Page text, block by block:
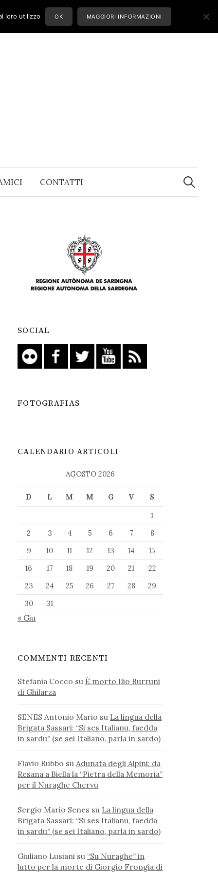
CONTATTI
Ricerca
per:
SOCIAL
FOTOGRAFIAS
CALENDARIO ARTICOLI
AGOSTO 2026
D L M M G V
S
1
2
3 4 5 6 7
8
9
10 11 12 13 14
15
16
17 18 19 20 21
22
23
24 25 26 27 28
29
30
31
« Giu
COMMENTI RECENTI
Stefania Cocco su È morto Ilio Burruni
di Ghilarza
SENES Antonio Mario su La lingua della
Brigata Sassari: “Si ses Italianu, faedda
in sardu” (se sei Italiano, parla in sardo)
Flavio Rubbo su Adunata degli Alpini: da
Resana a Biella la “Pietra della Memoria”
per il Nuraghe Chervu
Sergio Mario Senes su La lingua della
Brigata Sassari: “Si ses Italianu, faedda
in sardu” (se sei Italiano, parla in sardo)
Giuliano Lusiani su “Su Nuraghe” in
lutto per la morte di Giorgio Frongia di
loro utilizzo OK MAGGIORI INFORMAZIONI